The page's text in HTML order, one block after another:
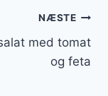
NÆSTE
med tomat
og feta